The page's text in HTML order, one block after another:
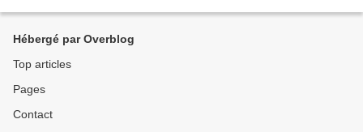
Hébergé par Overblog
Top articles
Pages
Contact